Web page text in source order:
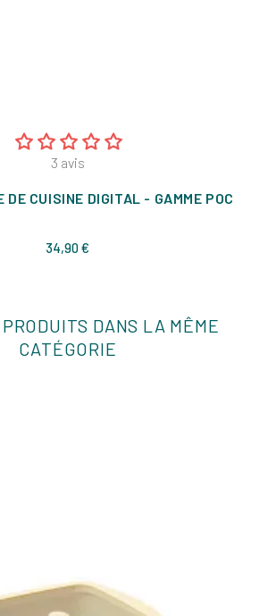
3 avis
DE CUISINE DIGITAL - GAMME POC
34,90 €
DANS LA MÊME
CATÉGORIE